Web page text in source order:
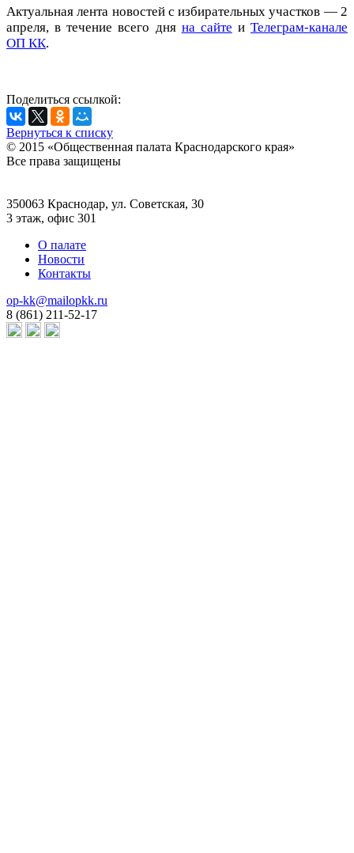
Актуальная лента новостей с избирательных участков — 2
апреля, в течение всего дня на сайте и Телеграм-канале
ОП КК.
Поделиться ссылкой:
Вернуться к списку
© 2015 «Общественная палата Краснодарского края»
Все права защищены
350063 Краснодар, ул. Советская, 30
3 этаж, офис 301
О палате
Новости
Контакты
op-kk@mailopkk.ru
8 (861) 211-52-17